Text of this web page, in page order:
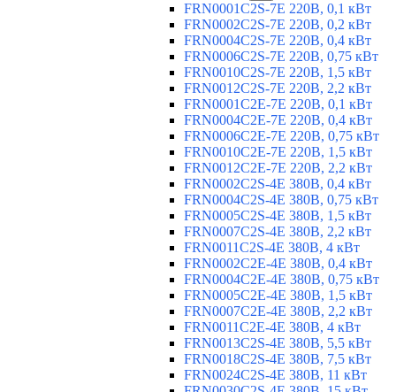
FRN0001C2S-7E 220В, 0,1 кВт
FRN0002C2S-7E 220В, 0,2 кВт
FRN0004C2S-7E 220В, 0,4 кВт
FRN0006C2S-7E 220В, 0,75 кВт
FRN0010C2S-7E 220В, 1,5 кВт
FRN0012C2S-7E 220В, 2,2 кВт
FRN0001C2E-7E 220В, 0,1 кВт
FRN0004C2E-7E 220В, 0,4 кВт
FRN0006C2E-7E 220В, 0,75 кВт
FRN0010C2E-7E 220В, 1,5 кВт
FRN0012C2E-7E 220В, 2,2 кВт
FRN0002C2S-4E 380В, 0,4 кВт
FRN0004C2S-4E 380В, 0,75 кВт
FRN0005C2S-4E 380В, 1,5 кВт
FRN0007C2S-4E 380В, 2,2 кВт
FRN0011C2S-4E 380В, 4 кВт
FRN0002C2E-4E 380В, 0,4 кВт
FRN0004C2E-4E 380В, 0,75 кВт
FRN0005C2E-4E 380В, 1,5 кВт
FRN0007C2E-4E 380В, 2,2 кВт
FRN0011C2E-4E 380В, 4 кВт
FRN0013C2S-4E 380В, 5,5 кВт
FRN0018C2S-4E 380В, 7,5 кВт
FRN0024C2S-4E 380В, 11 кВт